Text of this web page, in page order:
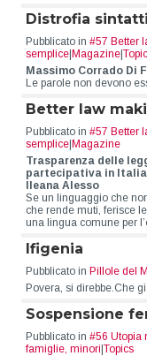
Distrofia
Pubblicato in #57 Better
semplice|Magazine|
Massimo Corrado Di
Le parole non devono
Better law
Pubblicato in #57 Better
semplice|Magazine
Trasparenza delle
partecipativa in Italia
Ileana Alesso
Se un linguaggio che
che rende muti, ferisce
una lingua comune per
Ifigenia
Pubblicato in Pillole del
Povera, si direbbe.Che
Sospensione
Pubblicato in #56 Utopia
famiglie, minori|Topics